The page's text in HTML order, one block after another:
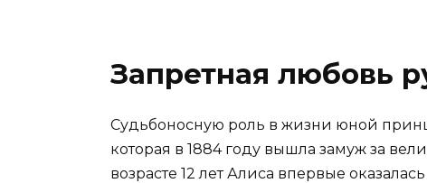
Запретная любовь
Судьбоносную роль в жизни юной
которая в 1884 году вышла замуж за
возрасте 12 лет Алиса впервые